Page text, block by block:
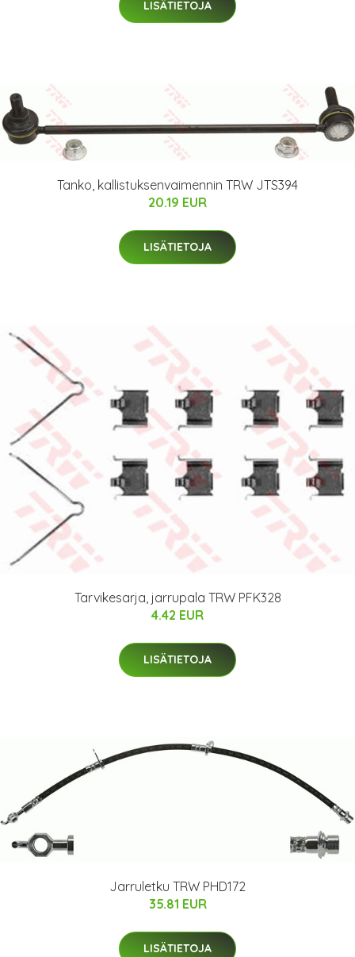
LISÄTIETOJA
Tanko, kallistuksenvaimennin TRW JTS394
20.19 EUR
LISÄTIETOJA
Tarvikesarja, jarrupala TRW PFK328
4.42 EUR
LISÄTIETOJA
Jarruletku TRW PHD172
35.81 EUR
LISÄTIETOJA